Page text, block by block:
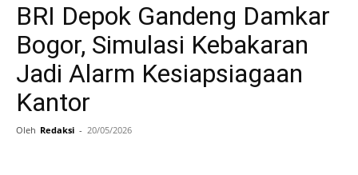
BRI Depok Gandeng Damkar
Bogor, Simulasi Kebakaran
Jadi Alarm Kesiapsiagaan
Kantor
Oleh Redaksi - 20/05/2026